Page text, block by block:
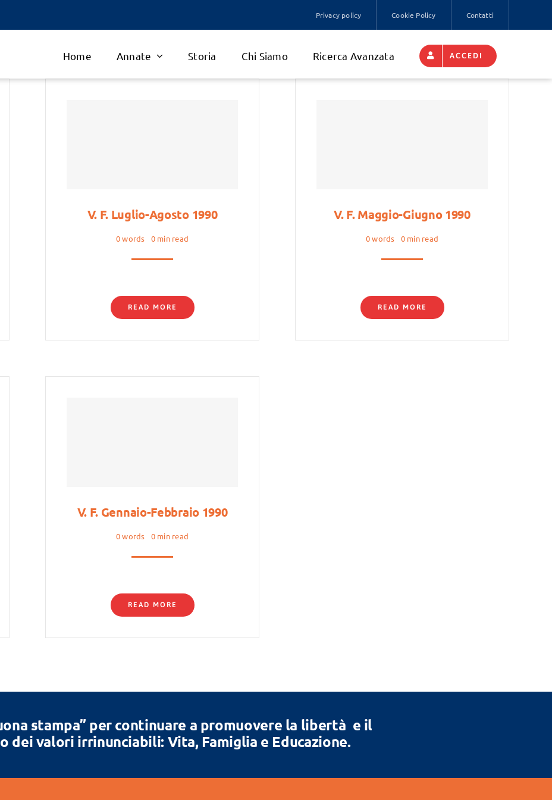
Privacy policy Cookie Policy Contatti
Home Annate Storia Chi Siamo Ricerca Avanzata ACCEDI
V. F. Luglio-Agosto 1990
0 words 0 min read
READ MORE
V. F. Maggio-Giugno 1990
0 words 0 min read
READ MORE
V. F. Gennaio-Febbraio 1990
0 words 0 min read
READ MORE
stampa” per continuare a promuovere la libertà e il
dei valori irrinunciabili: Vita, Famiglia e Educazione.